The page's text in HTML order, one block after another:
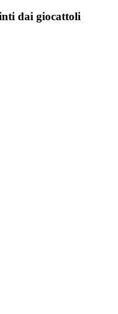
dai giocattoli